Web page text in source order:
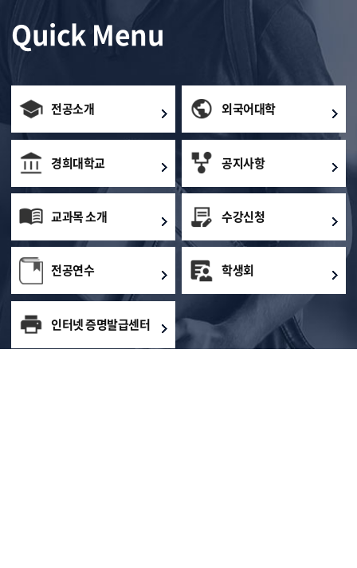
Quick Menu
전공소개 외국어대학
경희대학교 공지사항
교과목 소개 수강신청
전공연수 학생회
인터넷 증명발급센터